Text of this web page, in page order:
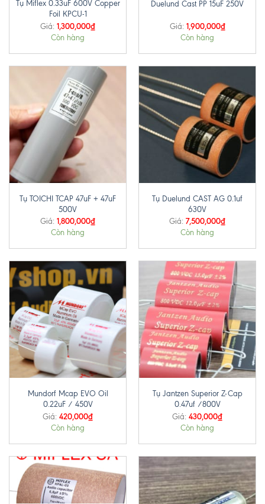
Tụ Miflex 0.33uF 600V Copper
Foil KPCU-1
Giá: 1,300,000₫
Còn hàng
Duelund Cast PP 15uF 250V
Giá: 1,900,000₫
Còn hàng
Tụ TOICHI TCAP 47uF + 47uF
500V
Giá: 1,800,000₫
Còn hàng
Tụ Duelund CAST AG 0.1uf
630V
Giá: 7,500,000₫
Còn hàng
Mundorf Mcap EVO Oil
0.22uF / 450V
Giá: 420,000₫
Còn hàng
Tụ Jantzen Superior Z-Cap
0.47uf /800V
Giá: 430,000₫
Còn hàng